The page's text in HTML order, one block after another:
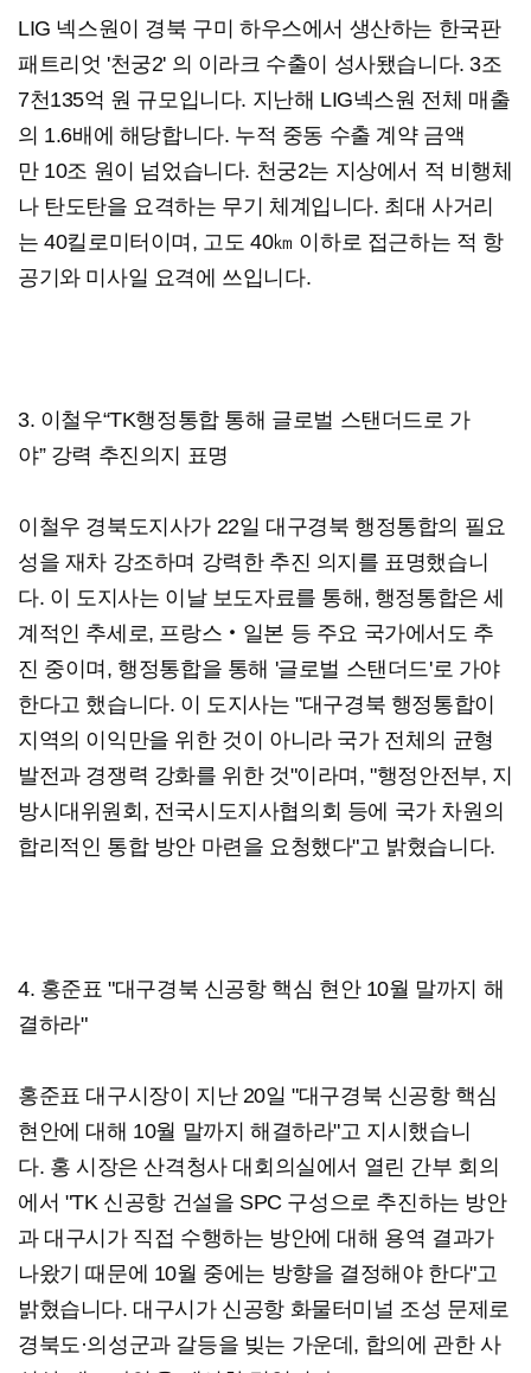
LIG 넥스원이 경북 구미 하우스에서 생산하는 한국판
패트리엇 '천궁2' 의 이라크 수출이 성사됐습니다. 3조
7천135억 원 규모입니다. 지난해 LIG넥스원 전체 매출
의 1.6배에 해당합니다. 누적 중동 수출 계약 금액
만 10조 원이 넘었습니다. 천궁2는 지상에서 적 비행체
나 탄도탄을 요격하는 무기 체계입니다. 최대 사거리
는 40킬로미터이며, 고도 40㎞ 이하로 접근하는 적 항
공기와 미사일 요격에 쓰입니다.
3. 이철우“TK행정통합 통해 글로벌 스탠더드로 가
야” 강력 추진의지 표명
이철우 경북도지사가 22일 대구경북 행정통합의 필요
성을 재차 강조하며 강력한 추진 의지를 표명했습니
다. 이 도지사는 이날 보도자료를 통해, 행정통합은 세
계적인 추세로, 프랑스‧일본 등 주요 국가에서도 추
진 중이며, 행정통합을 통해 '글로벌 스탠더드'로 가야
한다고 했습니다. 이 도지사는 "대구경북 행정통합이
지역의 이익만을 위한 것이 아니라 국가 전체의 균형
발전과 경쟁력 강화를 위한 것"이라며, "행정안전부, 지
방시대위원회, 전국시도지사협의회 등에 국가 차원의
합리적인 통합 방안 마련을 요청했다"고 밝혔습니다.
4. 홍준표 "대구경북 신공항 핵심 현안 10월 말까지 해
결하라"
홍준표 대구시장이 지난 20일 "대구경북 신공항 핵심
현안에 대해 10월 말까지 해결하라"고 지시했습니
다. 홍 시장은 산격청사 대회의실에서 열린 간부 회의
에서 "TK 신공항 건설을 SPC 구성으로 추진하는 방안
과 대구시가 직접 수행하는 방안에 대해 용역 결과가
나왔기 때문에 10월 중에는 방향을 결정해야 한다"고
밝혔습니다. 대구시가 신공항 화물터미널 조성 문제로
경북도·의성군과 갈등을 빚는 가운데, 합의에 관한 사